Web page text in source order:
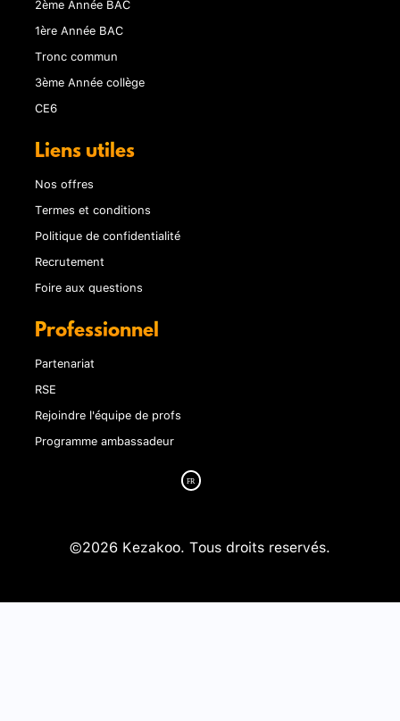
1ère Année BAC
Tronc commun
3ème Année collège
CE6
Liens utiles
Nos offres
Termes et conditions
Politique de confidentialité
Recrutement
Foire aux questions
Professionnel
Partenariat
RSE
Rejoindre l'équipe de profs
Programme ambassadeur
©2026 Kezakoo. Tous droits reservés.